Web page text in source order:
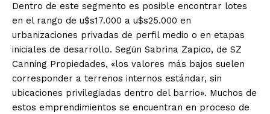
Dentro de este segmento es posible encontrar lotes
en el rango de u$s17.000 a u$s25.000 en
urbanizaciones privadas de perfil medio o en etapas
iniciales de desarrollo. Según Sabrina Zapico, de SZ
Canning Propiedades, «los valores más bajos suelen
corresponder a terrenos internos estándar, sin
ubicaciones privilegiadas dentro del barrio». Muchos de
estos emprendimientos se encuentran en proceso de